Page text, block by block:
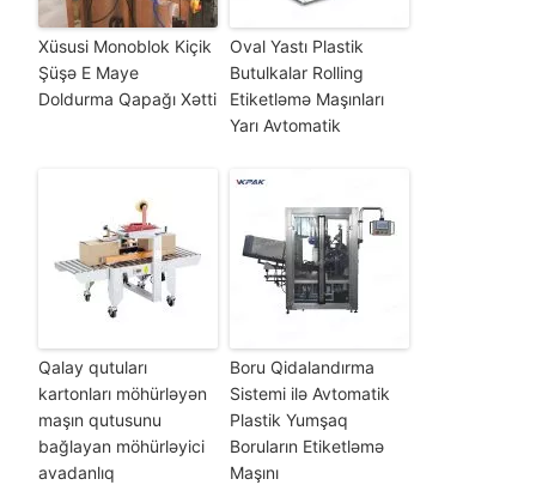
Xüsusi Monoblok Kiçik
Şüşə E Maye
Doldurma Qapağı Xətti
Oval Yastı Plastik
Butulkalar Rolling
Etiketləmə Maşınları
Yarı Avtomatik
Qalay qutuları
kartonları möhürləyən
maşın qutusunu
bağlayan möhürləyici
avadanlıq
Boru Qidalandırma
Sistemi ilə Avtomatik
Plastik Yumşaq
Boruların Etiketləmə
Maşını